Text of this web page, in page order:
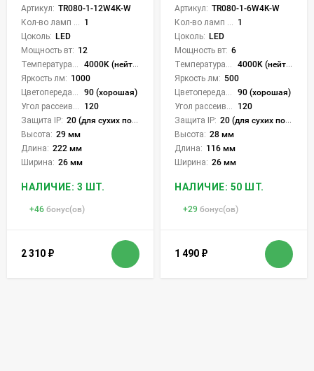
Артикул: TR080-1-12W4K-W
1
Цоколь: LED
Мощность вт: 12
4000K (нейтральный)
Яркость лм: 1000
90 (хорошая)
120
Защита IP: 20 (для сухих пом.)
Высота: 29 мм
Длина: 222 мм
Ширина: 26 мм
НАЛИЧИЕ: 3 ШТ.
+46 бонус(ов)
2 310 ₽
Артикул: TR080-1-6W4K-W
1
Цоколь: LED
Мощность вт: 6
4000K (нейтральный)
Яркость лм: 500
90 (хорошая)
120
Защита IP: 20 (для сухих пом.)
Высота: 28 мм
Длина: 116 мм
Ширина: 26 мм
НАЛИЧИЕ: 50 ШТ.
+29 бонус(ов)
1 490 ₽